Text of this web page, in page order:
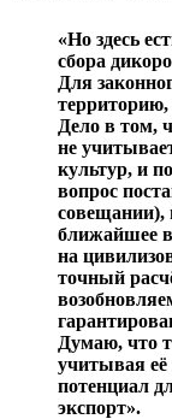
«Но здесь
сбора
Для
территорию,
Дело в том,
не
культур, и
вопрос
совещании),
ближайшее
на
точный
Думаю, что
учитывая её
потенциал
экспорт».